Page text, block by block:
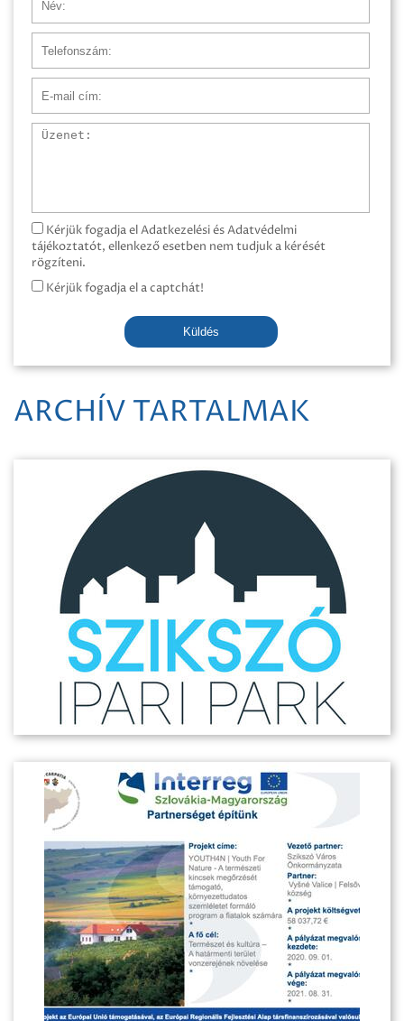
Üzenet
Kérjük fogadja el Adatkezelési és Adatvédelmi
tájékoztatót, ellenkező esetben nem tudjuk a kérését
rögzíteni.
Kérjük fogadja el a captchát!
Küldés
ARCHÍV TARTALMAK